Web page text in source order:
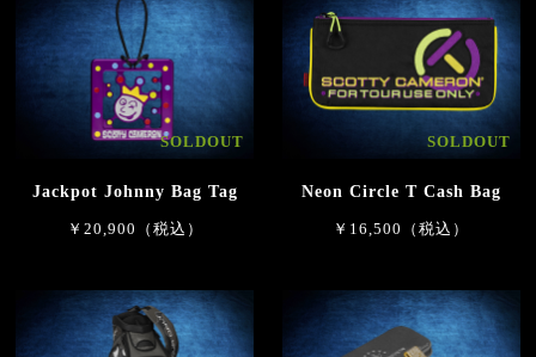
SOLDOUT
Jackpot Johnny Bag Tag
￥20,900（税込）
SOLDOUT
Neon Circle T Cash Bag
￥16,500（税込）